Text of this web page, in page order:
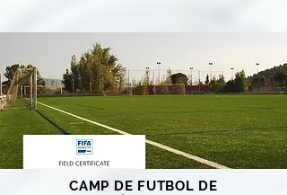
CAMP DE FUTBOL DE